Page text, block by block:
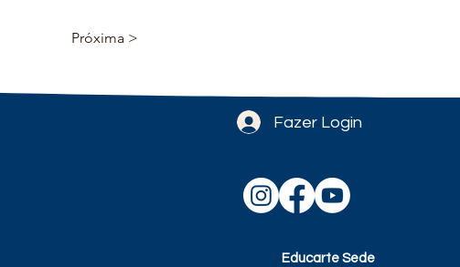
Próxima >
Fazer Login
Educarte Sede